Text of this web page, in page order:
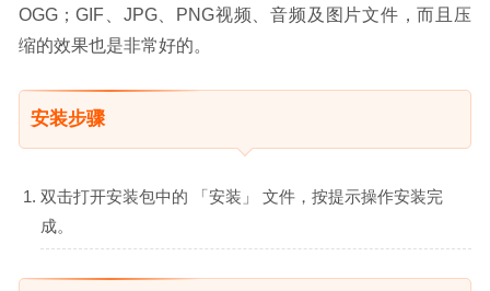
OGG；GIF、JPG、PNG视频、音频及图片文件，而且压
缩的效果也是非常好的。
安装步骤
双击打开安装包中的 「安装」 文件，按提示操作安装完
成。